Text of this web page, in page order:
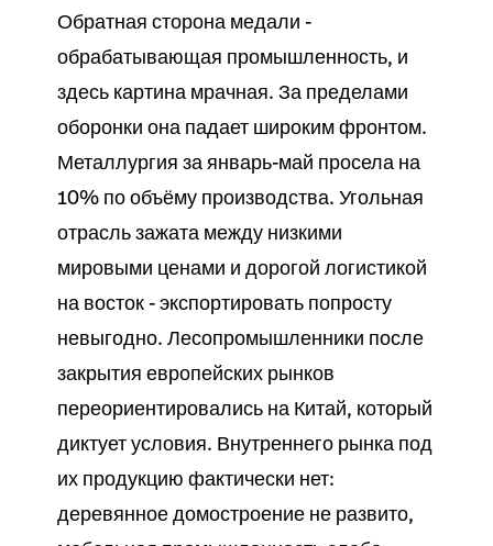
Обратная сторона медали -
обрабатывающая промышленность, и
здесь картина мрачная. За пределами
оборонки она падает широким фронтом.
Металлургия за январь-май просела на
10% по объёму производства. Угольная
отрасль зажата между низкими
мировыми ценами и дорогой логистикой
на восток - экспортировать попросту
невыгодно. Лесопромышленники после
закрытия европейских рынков
переориентировались на Китай, который
диктует условия. Внутреннего рынка под
их продукцию фактически нет:
деревянное домостроение не развито,